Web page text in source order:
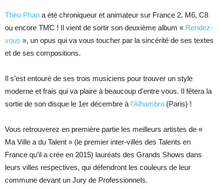
Théo Phan a été chroniqueur et animateur sur France 2, M6, C8
ou encore TMC ! Il vient de sortir son deuxième album « Rendez-
vous », un opus qui va vous toucher par la sincérité de ses textes
et de ses compositions.
Il s’est entouré de ses trois musiciens pour trouver un style
moderne et frais qui va plaire à beaucoup d’entre vous. Il fêtera la
sortie de son disque le 1er décembre à l’Alhambra (Paris) !
Vous retrouverez en première partie les meilleurs artistes de «
Ma Ville a du Talent » (le premier inter-villes des Talents en
France qu’il a crée en 2015) lauréats des Grands Shows dans
leurs villes respectives, qui défendront les couleurs de leur
commune devant un Jury de Professionnels.